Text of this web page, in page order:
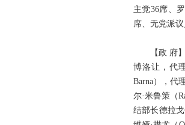
主党36席、
席、无党派议
【政 府
博洛让，代
Barna），代
尔·米鲁策（
结部长德拉